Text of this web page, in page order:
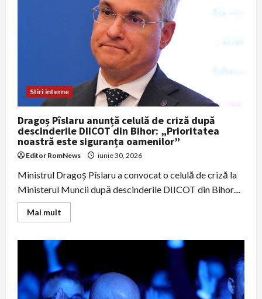
tensiunilor
bilaterale
Stiri interne
Dragoș Pîslaru anunță celulă de criză după
descinderile DIICOT din Bihor: „Prioritatea
noastră este siguranța oamenilor”
Editor RomNews iunie 30, 2026
Ministrul Dragoș Pîslaru a convocat o celulă de criză la
Ministerul Muncii după descinderile DIICOT din Bihor....
Mai mult
more
Pîslaru
celulă
de
criză
după
descinderile